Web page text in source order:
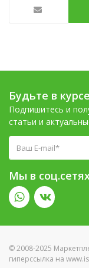
Будьте в
Подпишитесь и
статьи и
Мы в
© 2008-2025
гиперссылка на